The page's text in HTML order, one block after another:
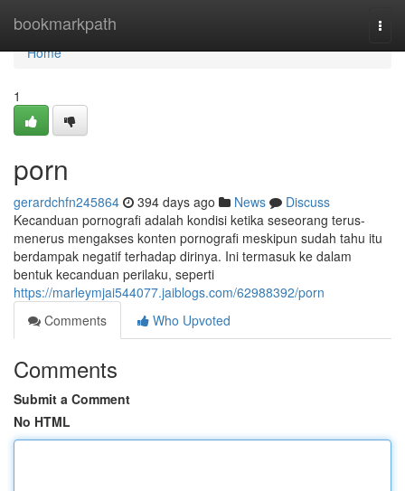
bookmarkpath
Home
Home
1
porn
gerardchfn245864 394 days ago News
Discuss
Kecanduan pornografi adalah kondisi ketika seseorang terus-
menerus mengakses konten pornografi meskipun sudah tahu itu
berdampak negatif terhadap dirinya. Ini termasuk ke dalam
bentuk kecanduan perilaku, seperti
https://marleymjai544077.jaiblogs.com/62988392/porn
Comments
Who Upvoted
Comments
Submit a Comment
No HTML